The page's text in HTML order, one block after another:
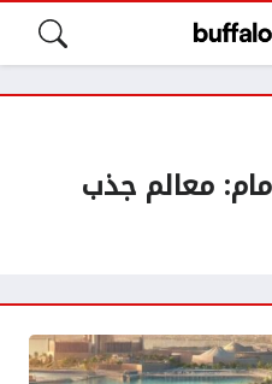
معالم جذب